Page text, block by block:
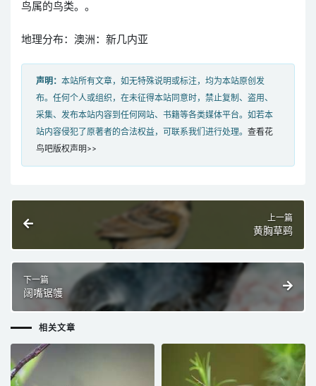
鸟属的鸟类。。
地理分布：澳洲：新几内亚
声明： 本站所有文章，如无特殊说明或标注，均为本站原创发
布。任何个人或组织，在未征得本站同意时，禁止复制、盗用、
采集、发布本站内容到任何网站、书籍等各类媒体平台。如若本
站内容侵犯了原著者的合法权益，可联系我们进行处理。 查看花
鸟吧版权声明>>
上一篇
黄胸草鹀
下一篇
阔嘴锯鹱
相关文章